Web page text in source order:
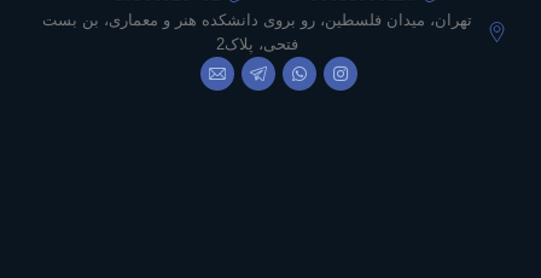
تهران، میدان فلسطین، رو بروی دانشکده هنر و معماری، بن بست
فتحی، پلاک2